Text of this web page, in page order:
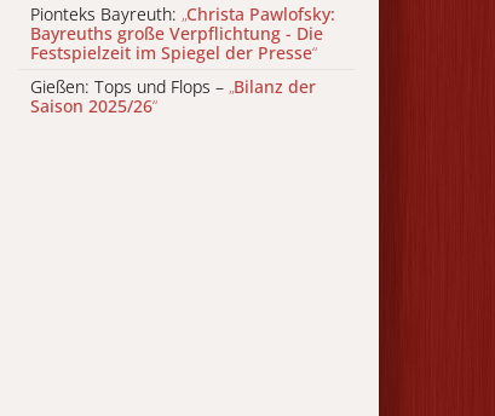
Pionteks Bayreuth: „Christa Pawlofsky:
Bayreuths große Verpflichtung - Die
Festspielzeit im Spiegel der Presse“
Gießen: Tops und Flops – „Bilanz der
Saison 2025/26“